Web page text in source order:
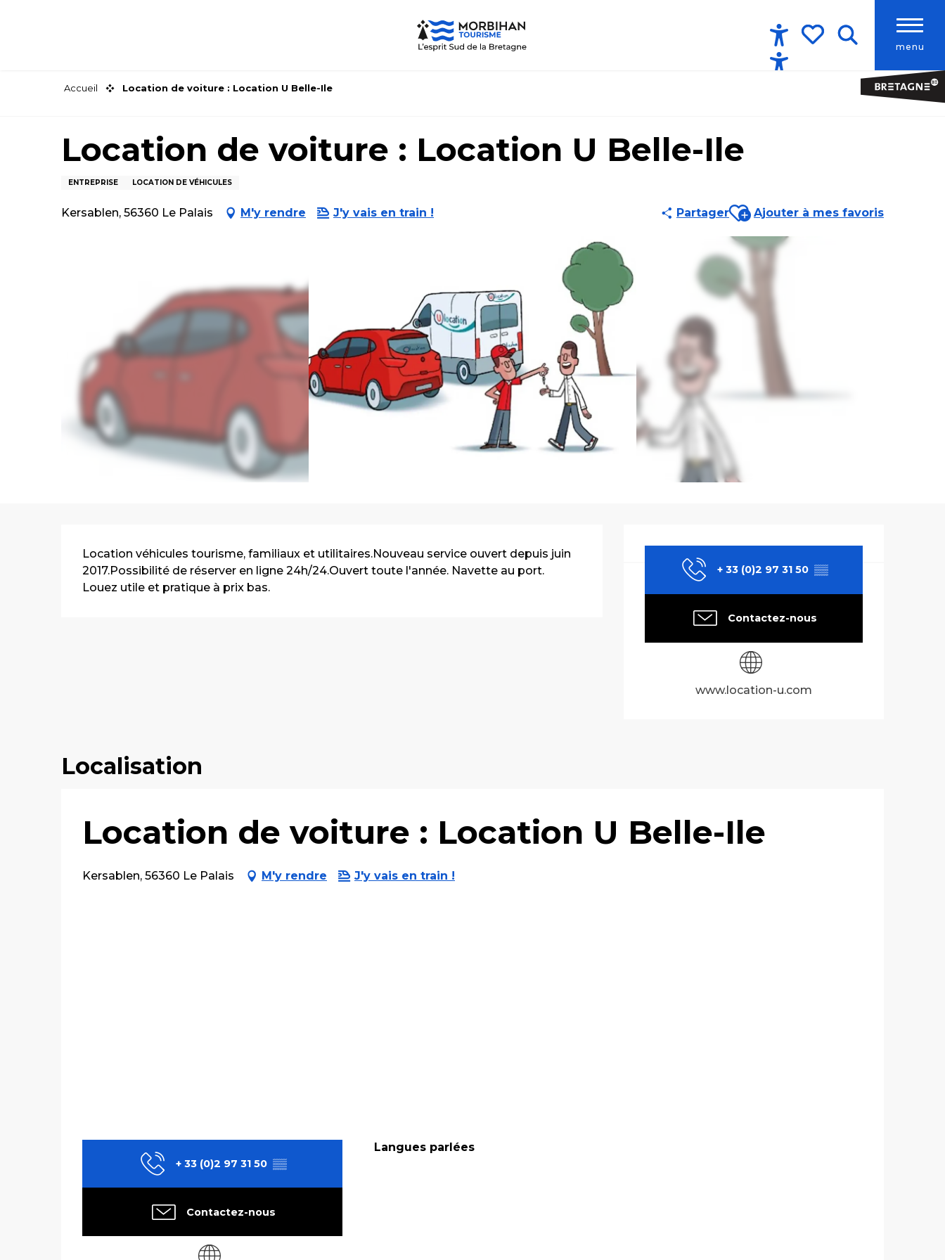
menu
Accessibilité
Accueil Location de voiture : Location U Belle-Ile
Location de voiture : Location U Belle-Ile
ENTREPRISE LOCATION DE VÉHICULES
Kersablen, 56360 Le Palais M'y rendre J'y vais en train ! PartagerAjouter aux favoris
Ajouter à mes favoris
Ouverture et
+ 33 (0)2 97 31 50 ▒▒
Contactez-nous
www.location-u.com
Description
Location véhicules tourisme, familiaux et utilitaires.Nouveau service ouvert depuis juin
2017.Possibilité de réserver en ligne 24h/24.Ouvert toute l'année. Navette au port.
Louez utile et pratique à prix bas.
Localisation
Location de voiture : Location U Belle-Ile
Kersablen, 56360 Le Palais M'y rendre J'y vais en train !
+ 33 (0)2 97 31 50 ▒▒
Contactez-nous
Langues parlées
Langues parlées